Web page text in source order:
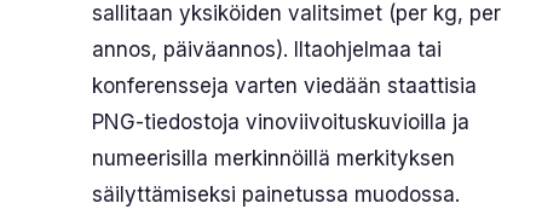
sallitaan yksiköiden valitsimet (per kg, per
annos, päiväannos). Iltaohjelmaa tai
konferensseja varten viedään staattisia
PNG-tiedostoja vinoviivoituskuvioilla ja
numeerisilla merkinnöillä merkityksen
säilyttämiseksi painetussa muodossa.